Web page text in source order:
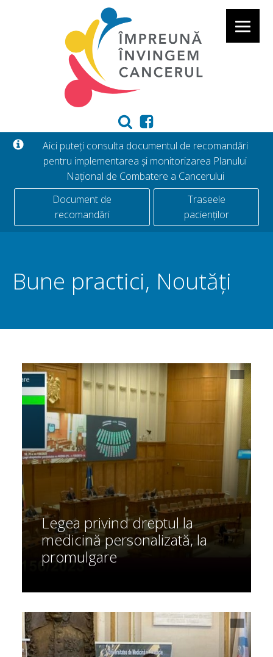
Aici puteți consulta documentul de recomandări
pentru implementarea și monitorizarea Planului
Național de Combatere a Cancerului
Document de
recomandări
Traseele
pacienților
Bune practici, Noutăți
Legea privind dreptul la
medicină personalizată, la
promulgare